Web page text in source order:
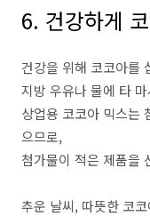
6. 건강하게
건강을 위해 코코아를
지방 우유나 물에 타
상업용 코코아 믹스는
으므로,
첨가물이 적은 제품을
추운 날씨, 따뜻한 코